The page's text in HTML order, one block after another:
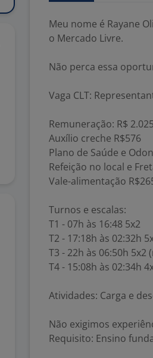
Meu nome é Rayane
o Mercado Livre.
Não perca essa
Vaga CLT:
Remuneração: R$
Auxílio creche R$576
Plano de Saúde e
Refeição no local e
Vale-alimentação
Turnos e escalas:
T1 - 07h às 16:48 5x2
T2 - 17:18h às 02:32h
T3 - 22h às 06:50h 5x2
T4 - 15:08h às 02:34h
Atividades: Carga e
Não exigimos
Requisito: Ensino